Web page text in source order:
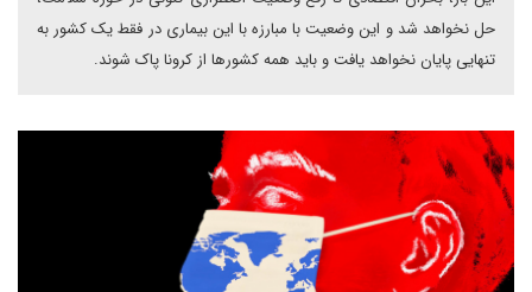
حل نخواهد شد و این وضعیت با مبارزه با این بیماری در فقط یک کشور به
تنهایی پایان نخواهد یافت و باید همه کشورها از کرونا پاک شوند.